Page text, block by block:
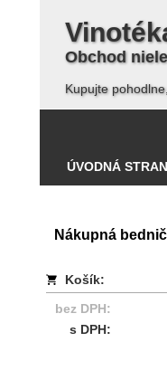
Obchod
Kupujte
ÚVODNÁ
Nákupná
Košík:
bez DPH:
s DPH: